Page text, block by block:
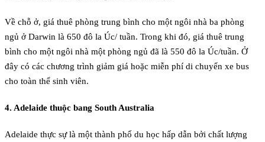
Về chỗ ở, giá thuê phòng trung bình cho một ngôi nhà ba phòng
ngủ ở Darwin là 650 đô la Úc/ tuần. Trong khi đó, giá thuê trung
bình cho một ngôi nhà một phòng ngủ đã là 550 đô la Úc/tuần. Ở
đây có các chương trình giảm giá hoặc miễn phí di chuyển xe bus
cho toàn thể sinh viên.
4. Adelaide thuộc bang South Australia
Adelaide thực sự là một thành phố du học hấp dẫn bởi chất lượng